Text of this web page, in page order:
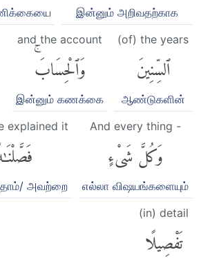
இன்னும் அறிவதற்காக
(of) the years
ٱلسِّنِينَ
ஆண்டுகளின்
and the account
وَٱلْحِسَابَۚ
இன்னும் கணக்கை
And every thing -
وَكُلَّ شَىْءٍ
எல்லா விஷயங்களையும்
explained it
அவற்றை
(in) detail
تَفْصِيلًا